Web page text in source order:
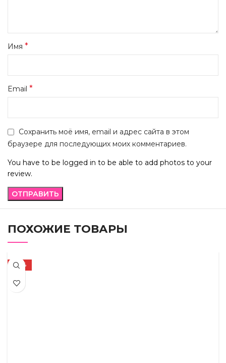
Имя *
Email *
Сохранить моё имя, email и адрес сайта в этом
браузере для последующих моих комментариев.
You have to be logged in to be able to add photos to your
review.
ПОХОЖИЕ ТОВАРЫ
-50%